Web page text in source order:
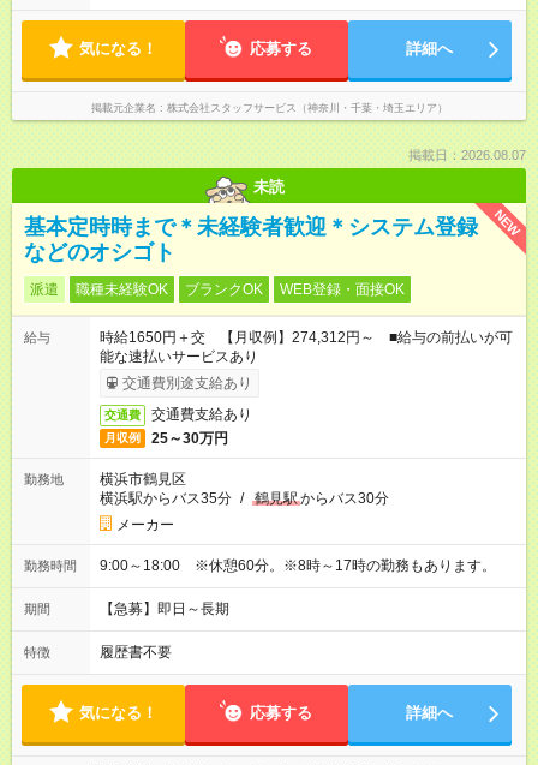
気になる！ 応募する 詳細へ
掲載元企業名 株式会社スタッフサービス（神奈川・千葉・埼玉エリア）
掲載日：2026.08.07
未読
NEW
基本定時時まで＊未経験者歓迎＊システム登録
などのオシゴト
派遣 職種未経験OK ブランクOK WEB登録・面接OK
給与
時給1650円＋交 【月収例】274,312円～ ■給与の前払いが可
能な速払いサービスあり
交通費別途支給あり
交通費 交通費支給あり
月収例 25～30万円
勤務地
横浜市鶴見区
横浜駅からバス35分 / 鶴見駅からバス30分
メーカー
勤務時間 9:00～18:00 ※休憩60分。※8時～17時の勤務もあります。
期間 【急募】即日～長期
特徴 履歴書不要
気になる！ 応募する 詳細へ